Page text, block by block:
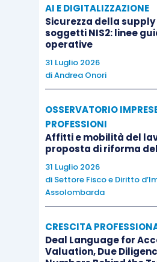
AI E DIGITALIZZAZIONE
Sicurezza della supply
soggetti NIS2: linee
operative
31 Luglio 2026
diAndrea Onori
OSSERVATORIO
PROFESSIONI
Affitti e mobilità del
proposta di riforma del
31 Luglio 2026
di Settore Fisco e Diritto
Assolombarda
CRESCITA
Deal Language for
Valuation, Due